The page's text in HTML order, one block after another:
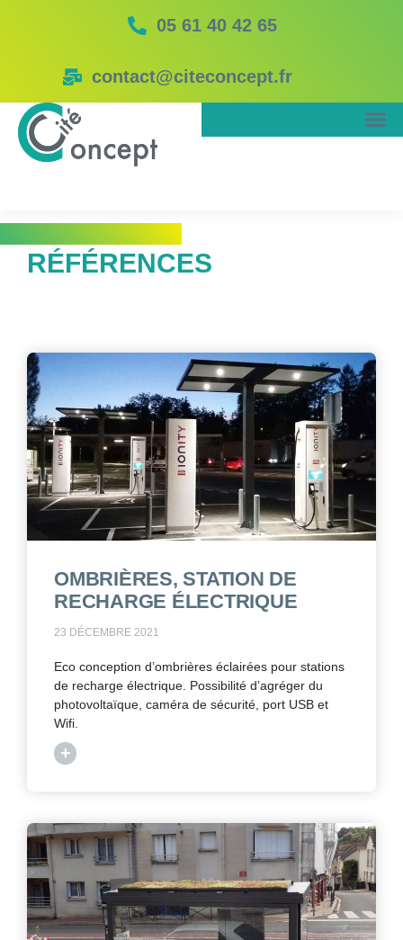
05 61 40 42 65
contact@citeconcept.fr
RÉFÉRENCES
OMBRIÈRES, STATION DE
RECHARGE ÉLECTRIQUE
23 DÉCEMBRE 2021
Eco conception d’ombrières éclairées pour stations
de recharge électrique. Possibilité d’agréger du
photovoltaïque, caméra de sécurité, port USB et
Wifi.
+